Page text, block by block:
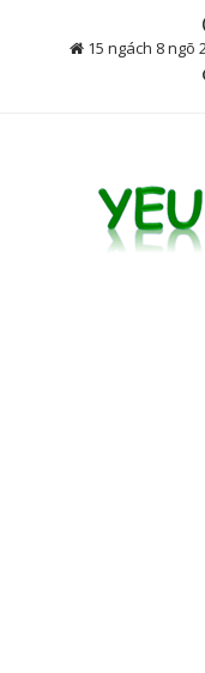
15 ngách 8 ngõ